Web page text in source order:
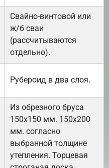
Свайно-винтовой или
ж/б сваи
(рассчитываются
отдельно).
Рубероид в два слоя.
Из обрезного бруса
150х150 мм. 150х200
мм. согласно
выбранной толщине
утепления. Торцевая